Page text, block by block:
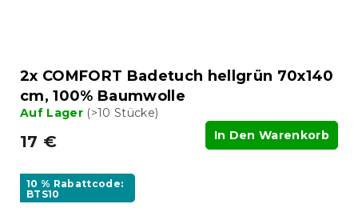
2x COMFORT Badetuch hellgrün 70x140
cm, 100% Baumwolle
Auf Lager (>10 Stücke)
17 € In Den Warenkorb
10 % Rabattcode:
BTS10